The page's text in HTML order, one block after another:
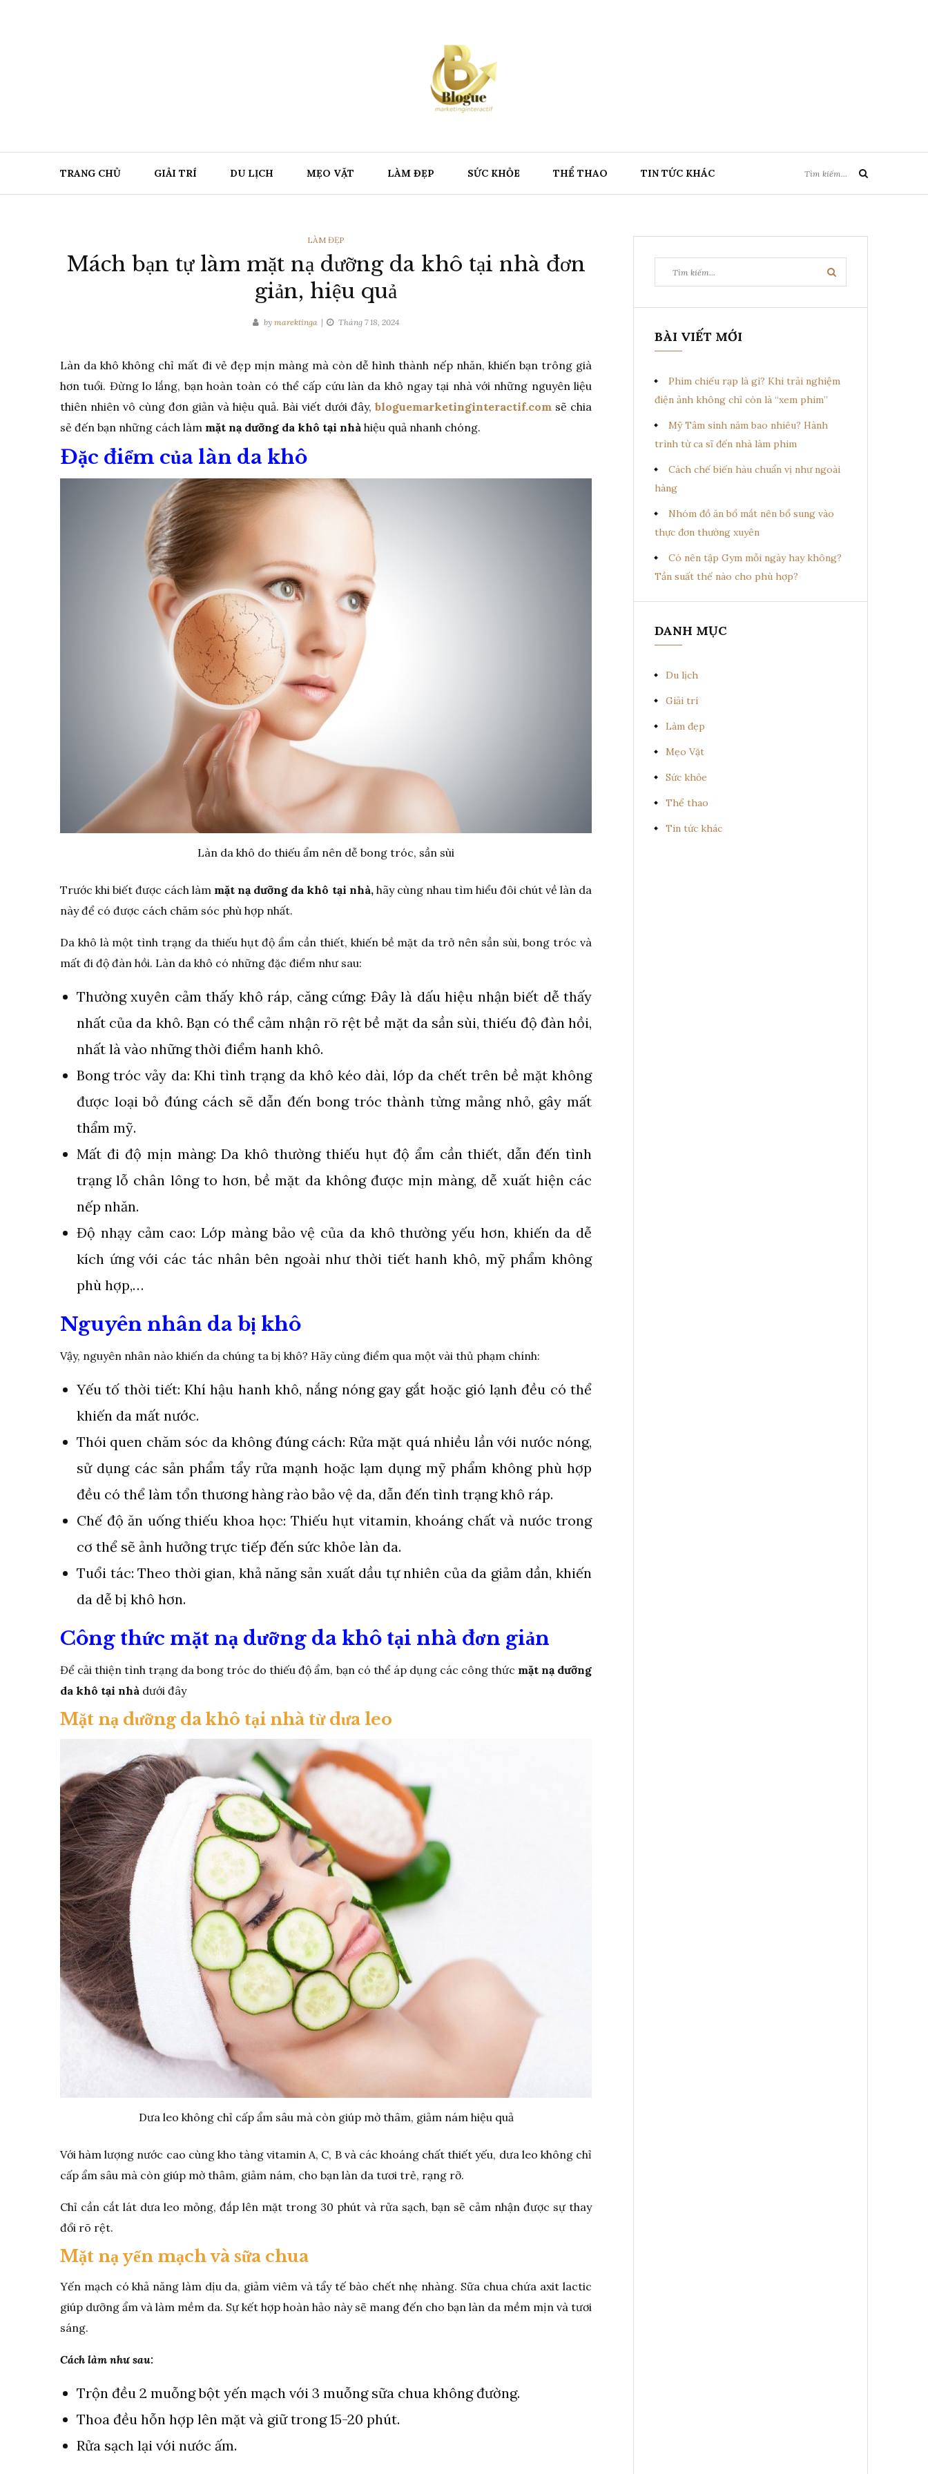
TRANG CHỦ GIẢI TRÍ DU LỊCH MẸO VẶT LÀM ĐẸP SỨC KHỎE THỂ THAO TIN TỨC KHÁC
kiếm:
Tìm
THỂ
LOẠI
LÀM ĐẸP
Mách bạn tự làm mặt nạ dưỡng da khô tại nhà đơn
giản, hiệu quả
by marektinga Tháng 7 18, 2024
Làn da khô không chỉ mất đi vẻ đẹp mịn màng mà còn dễ hình thành nếp nhăn, khiến bạn trông già
hơn tuổi. Đừng lo lắng, bạn hoàn toàn có thể cấp cứu làn da khô ngay tại nhà với những nguyên liệu
thiên nhiên vô cùng đơn giản và hiệu quả. Bài viết dưới đây, bloguemarketinginteractif.com sẽ chia
sẻ đến bạn những cách làm mặt nạ dưỡng da khô tại nhà hiệu quả nhanh chóng.
Đặc điểm của làn da khô
Làn da khô do thiếu ẩm nên dễ bong tróc, sần sùi
Trước khi biết được cách làm mặt nạ dưỡng da khô tại nhà,hãy cùng nhau tìm hiểu đôi chút về làn da
này để có được cách chăm sóc phù hợp nhất.
Da khô là một tình trạng da thiếu hụt độ ẩm cần thiết, khiến bề mặt da trở nên sần sùi, bong tróc và
mất đi độ đàn hồi. Làn da khô có những đặc điểm như sau:
Thường xuyên cảm thấy khô ráp, căng cứng: Đây là dấu hiệu nhận biết dễ thấy
nhất của da khô. Bạn có thể cảm nhận rõ rệt bề mặt da sần sùi, thiếu độ đàn hồi,
nhất là vào những thời điểm hanh khô.
Bong tróc vảy da: Khi tình trạng da khô kéo dài, lớp da chết trên bề mặt không
được loại bỏ đúng cách sẽ dẫn đến bong tróc thành từng mảng nhỏ, gây mất
thẩm mỹ.
Mất đi độ mịn màng: Da khô thường thiếu hụt độ ẩm cần thiết, dẫn đến tình
trạng lỗ chân lông to hơn, bề mặt da không được mịn màng, dễ xuất hiện các
nếp nhăn.
Độ nhạy cảm cao: Lớp màng bảo vệ của da khô thường yếu hơn, khiến da dễ
kích ứng với các tác nhân bên ngoài như thời tiết hanh khô, mỹ phẩm không
phù hợp,…
Nguyên nhân da bị khô
Vậy, nguyên nhân nào khiến da chúng ta bị khô? Hãy cùng điểm qua một vài thủ phạm chính:
Yếu tố thời tiết: Khí hậu hanh khô, nắng nóng gay gắt hoặc gió lạnh đều có thể
khiến da mất nước.
Thói quen chăm sóc da không đúng cách: Rửa mặt quá nhiều lần với nước nóng,
sử dụng các sản phẩm tẩy rửa mạnh hoặc lạm dụng mỹ phẩm không phù hợp
đều có thể làm tổn thương hàng rào bảo vệ da, dẫn đến tình trạng khô ráp.
Chế độ ăn uống thiếu khoa học: Thiếu hụt vitamin, khoáng chất và nước trong
cơ thể sẽ ảnh hưởng trực tiếp đến sức khỏe làn da.
Tuổi tác: Theo thời gian, khả năng sản xuất dầu tự nhiên của da giảm dần, khiến
da dễ bị khô hơn.
Công thức mặt nạ dưỡng da khô tại nhà đơn giản
Để cải thiện tình trạng da bong tróc do thiếu độ ẩm, bạn có thể áp dụng các công thức mặt nạ dưỡng
da khô tại nhà dưới đây
Mặt nạ dưỡng da khô tại nhà từ dưa leo
Dưa leo không chỉ cấp ẩm sâu mà còn giúp mờ thâm, giảm nám hiệu quả
Với hàm lượng nước cao cùng kho tàng vitamin A, C, B và các khoáng chất thiết yếu, dưa leo không chỉ
cấp ẩm sâu mà còn giúp mờ thâm, giảm nám, cho bạn làn da tươi trẻ, rạng rỡ.
Chỉ cần cắt lát dưa leo mỏng, đắp lên mặt trong 30 phút và rửa sạch, bạn sẽ cảm nhận được sự thay
đổi rõ rệt.
Mặt nạ yến mạch và sữa chua
Yến mạch có khả năng làm dịu da, giảm viêm và tẩy tế bào chết nhẹ nhàng. Sữa chua chứa axit lactic
giúp dưỡng ẩm và làm mềm da. Sự kết hợp hoàn hảo này sẽ mang đến cho bạn làn da mềm mịn và tươi
sáng.
Cách làm như sau:
Trộn đều 2 muỗng bột yến mạch với 3 muỗng sữa chua không đường.
Thoa đều hỗn hợp lên mặt và giữ trong 15-20 phút.
Rửa sạch lại với nước ấm.
kiếm:
Tìm
kiếm
BÀI VIẾT MỚI
Phim chiếu rạp là gì? Khi trải nghiệm
điện ảnh không chỉ còn là “xem phim”
Mỹ Tâm sinh năm bao nhiêu? Hành
trình từ ca sĩ đến nhà làm phim
Cách chế biến hàu chuẩn vị như ngoài
hàng
Nhóm đồ ăn bổ mắt nên bổ sung vào
thực đơn thường xuyên
Có nên tập Gym mỗi ngày hay không?
Tần suất thế nào cho phù hợp?
DANH MỤC
Du lịch
Giải trí
Làm đẹp
Mẹo Vặt
Sức khỏe
Thể thao
Tin tức khác